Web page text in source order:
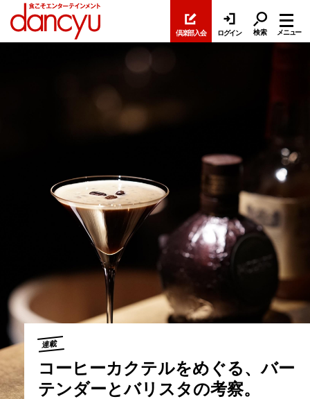
倶楽部入会 ログイン 検索 メニュー
連載
コーヒーカクテルをめぐる、バー
テンダーとバリスタの考察。